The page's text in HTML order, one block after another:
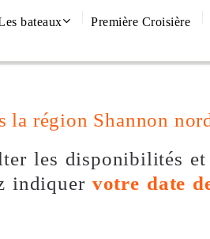
bateaux Première Croisière
la région Shannon
les disponibilités
indiquer votre date